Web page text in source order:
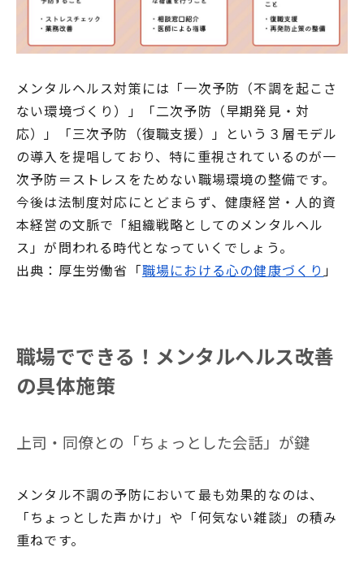
メンタルヘルス対策には「一次予防（不調を起こさ
ない環境づくり）」「二次予防（早期発見・対
応）」「三次予防（復職支援）」という３層モデル
の導入を提唱しており、特に重視されているのが一
次予防＝ストレスをためない職場環境の整備です。
今後は法制度対応にとどまらず、健康経営・人的資
本経営の文脈で「組織戦略としてのメンタルヘル
ス」が問われる時代となっていくでしょう。
出典：厚生労働省「職場における心の健康づくり 」
職場でできる！メンタルヘルス改善
の具体施策
上司・同僚との「ちょっとした会話」が鍵
メンタル不調の予防において最も効果的なのは、
「ちょっとした声かけ」や「何気ない雑談」の積み
重ねです。